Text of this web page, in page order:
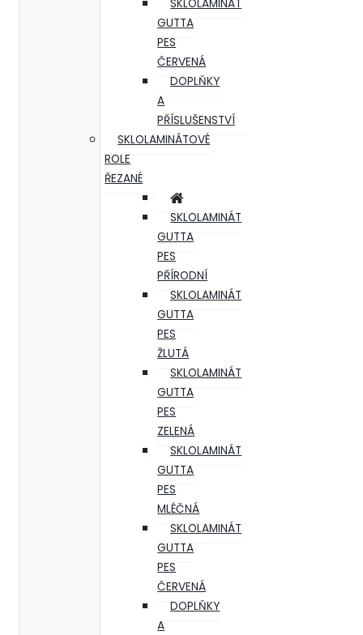
SKLOLAMINÁT
GUTTA
PES
ČERVENÁ
DOPLŇKY
A
PŘÍSLUŠENSTVÍ
SKLOLAMINÁTOVÉ
ROLE
ŘEZANÉ
SKLOLAMINÁT
GUTTA
PES
PŘÍRODNÍ
SKLOLAMINÁT
GUTTA
PES
ŽLUTÁ
SKLOLAMINÁT
GUTTA
PES
ZELENÁ
SKLOLAMINÁT
GUTTA
PES
MLÉČNÁ
SKLOLAMINÁT
GUTTA
PES
ČERVENÁ
DOPLŇKY
A